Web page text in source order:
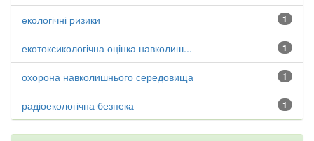
1
екологічні ризики
1
екотоксикологічна оцінка навколиш...
1
охорона навколишнього середовища
1
радіоекологічна безпека